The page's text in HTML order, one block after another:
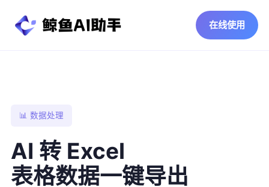
在线使用
📊 数据处理
AI 转 Excel
表格数据一键导出